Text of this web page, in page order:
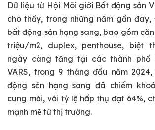
Dữ liệu từ Hội Môi giới Bất động sản
cho thấy, trong những năm gần đây,
bất động sản hạng sang, bao gồm
triệu/m2, duplex, penthouse, biệt
ngày càng tăng tại các thành phố
VARS, trong 9 tháng đầu năm
động sản hạng sang đã chiếm
cung mới, với tỷ lệ hấp thụ đạt 64%,
mạnh mẽ từ thị trường.